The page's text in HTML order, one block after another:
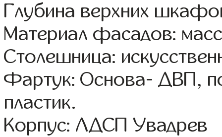
Глубина верхних
Материал фасадов:
Столешница:
Фартук: Основа- ДВП,
пластик.
Корпус: ЛДСП Увадрев